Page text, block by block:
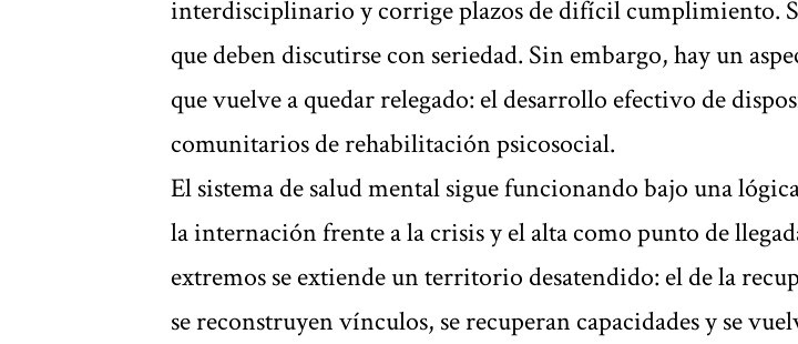
interdisciplinario y corrige plazos de difícil cumplimiento.
que deben discutirse con seriedad. Sin embargo, hay un
que vuelve a quedar relegado: el desarrollo efectivo de
comunitarios de rehabilitación psicosocial.
El sistema de salud mental sigue funcionando bajo una
la internación frente a la crisis y el alta como punto de
extremos se extiende un territorio desatendido: el de la
se reconstruyen vínculos, se recuperan capacidades y se